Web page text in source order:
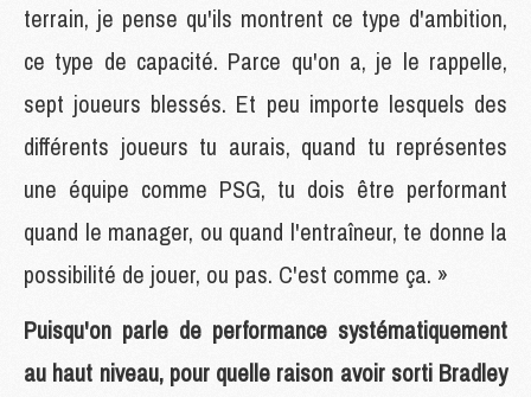
terrain, je pense qu'ils montrent ce type d'ambition,
ce type de capacité. Parce qu'on a, je le rappelle,
sept joueurs blessés. Et peu importe lesquels des
différents joueurs tu aurais, quand tu représentes
une équipe comme PSG, tu dois être performant
quand le manager, ou quand l'entraîneur, te donne la
possibilité de jouer, ou pas. C'est comme ça. »
Puisqu'on parle de performance systématiquement
au haut niveau, pour quelle raison avoir sorti Bradley